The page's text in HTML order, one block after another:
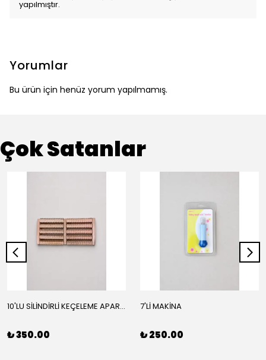
yapılmıştır.
Yorumlar
Bu ürün için henüz yorum yapılmamış.
Çok Satanlar
10'LU SİLİNDİRLİ KEÇELEME APARATI
₺ 350.00
7'Lİ MAKİNA
₺ 250.00